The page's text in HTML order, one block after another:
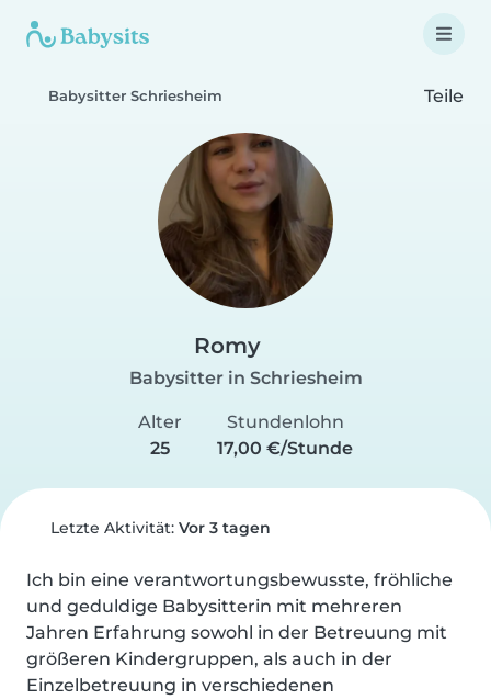
Babysitter Schriesheim Teile
Romy
Babysitter in Schriesheim
Alter
25
Stundenlohn
17,00 €/Stunde
Letzte Aktivität: Vor 3 tagen
Ich bin eine verantwortungsbewusste, fröhliche
und geduldige Babysitterin mit mehreren
Jahren Erfahrung sowohl in der Betreuung mit
größeren Kindergruppen, als auch in der
Einzelbetreuung in verschiedenen